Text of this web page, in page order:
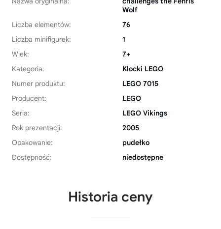
Wolf
Liczba elementów:
76
Liczba minifigurek:
1
Wiek:
7+
Kategoria:
Klocki LEGO
Numer produktu:
LEGO 7015
Producent:
LEGO
Seria:
LEGO Vikings
Rok prezentacji:
2005
Opakowanie:
pudełko
Dostępność:
niedostępne
Historia ceny